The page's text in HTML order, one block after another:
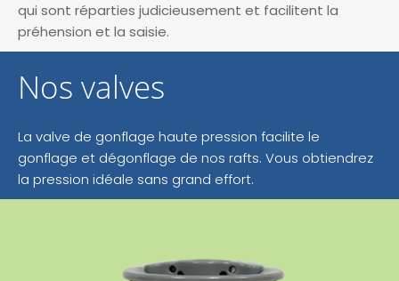
qui sont réparties judicieusement et facilitent la
préhension et la saisie.
Nos valves
La valve de gonflage haute pression facilite le
gonflage et dégonflage de nos rafts. Vous obtiendrez
la pression idéale sans grand effort.